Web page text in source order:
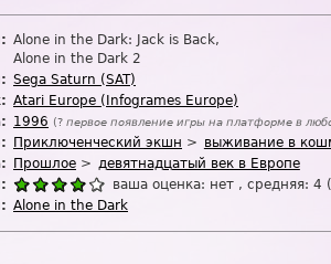
Alone in the Dark: Jack is Back
Alone in the Dark 2
Sega Saturn (SAT)
Atari Europe (Infogrames Europe)
1996 (? первое появление игры на платформе в
Приключенческий экшн
выживание в
Прошлое
девятнадцатый век в Европе
ваша оценка: нет , средняя: 4 (
Alone in the Dark